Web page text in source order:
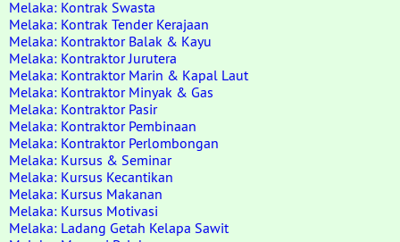
Melaka: Kontrak Swasta
Melaka: Kontrak Tender Kerajaan
Melaka: Kontraktor Balak & Kayu
Melaka: Kontraktor Jurutera
Melaka: Kontraktor Marin & Kapal Laut
Melaka: Kontraktor Minyak & Gas
Melaka: Kontraktor Pasir
Melaka: Kontraktor Pembinaan
Melaka: Kontraktor Perlombongan
Melaka: Kursus & Seminar
Melaka: Kursus Kecantikan
Melaka: Kursus Makanan
Melaka: Kursus Motivasi
Melaka: Ladang Getah Kelapa Sawit